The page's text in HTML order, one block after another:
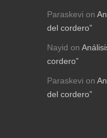
Paraskevi on
del cordero”
Nayid on
cordero”
Paraskevi on
del cordero”